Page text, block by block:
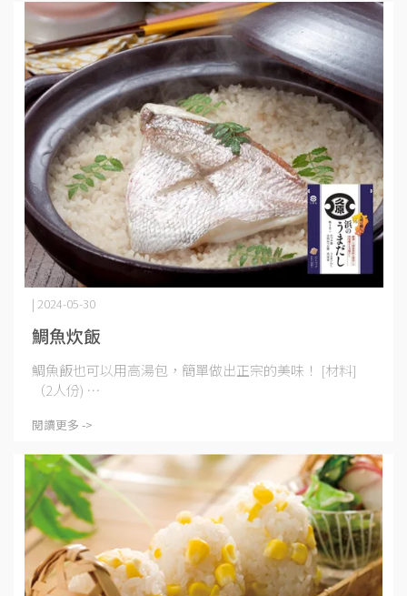
鯛魚炊飯
| 2024-05-30
鯛魚飯也可以用高湯包，簡單做出正宗的美味！ [材料]
（2人份) ⋯
閱讀更多 ->